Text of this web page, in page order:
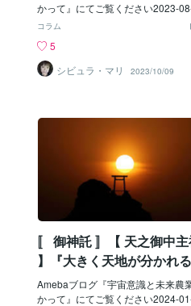
かって』にてご覧ください2023-
コラム
5
シビュラ・マリ
2023/10/09
〚 御神託 〛【 天之御中
】『大きく天地が分かれる
Amebaブログ『宇宙意識と未来農
かって』にてご覧ください2024-